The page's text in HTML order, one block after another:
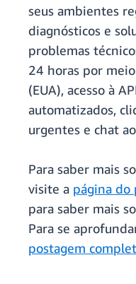
seus ambientes
diagnósticos e
problemas
24 horas por
(EUA), acesso à
automatizados,
urgentes e chat
Para saber mais
visite a página do
para saber mais
Para se
postagem